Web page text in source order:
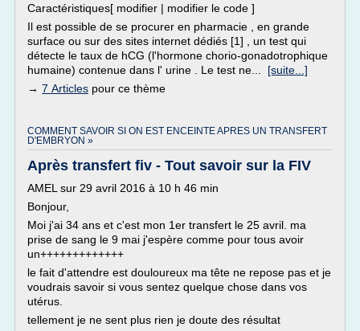
Caractéristiques[ modifier | modifier le code ]
Il est possible de se procurer en pharmacie , en grande
surface ou sur des sites internet dédiés [1] , un test qui
détecte le taux de hCG (l'hormone chorio-gonadotrophique
humaine) contenue dans l' urine . Le test ne... [suite...]
→ 7 Articles pour ce thème
COMMENT SAVOIR SI ON EST ENCEINTE APRES UN TRANSFERT
D'EMBRYON »
Après transfert fiv - Tout savoir sur la FIV
AMEL sur 29 avril 2016 à 10 h 46 min
Bonjour,
Moi j'ai 34 ans et c'est mon 1er transfert le 25 avril. ma
prise de sang le 9 mai j'espère comme pour tous avoir
un+++++++++++++
le fait d'attendre est douloureux ma tête ne repose pas et je
voudrais savoir si vous sentez quelque chose dans vos
utérus.
tellement je ne sent plus rien je doute des résultat